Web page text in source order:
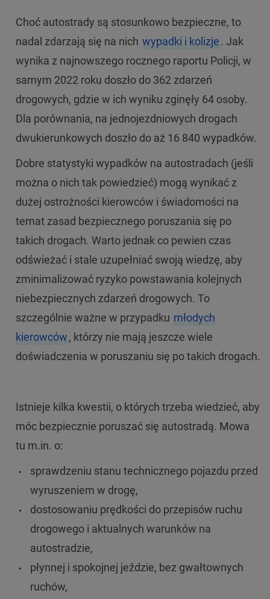
Choć autostrady są stosunkowo bezpieczne, to
nadal zdarzają się na nich wypadki i kolizje. Jak
wynika z najnowszego rocznego raportu Policji, w
samym 2022 roku doszło do 362 zdarzeń
drogowych, gdzie w ich wyniku zginęły 64 osoby.
Dla porównania, na jednojezdniowych drogach
dwukierunkowych doszło do aż 16 840 wypadków.
Dobre statystyki wypadków na autostradach (jeśli
można o nich tak powiedzieć) mogą wynikać z
dużej ostrożności kierowców i świadomości na
temat zasad bezpiecznego poruszania się po
takich drogach. Warto jednak co pewien czas
odświeżać i stale uzupełniać swoją wiedzę, aby
zminimalizować ryzyko powstawania kolejnych
niebezpiecznych zdarzeń drogowych. To
szczególnie ważne w przypadku młodych
kierowców, którzy nie mają jeszcze wiele
doświadczenia w poruszaniu się po takich drogach.
Istnieje kilka kwestii, o których trzeba wiedzieć, aby
móc bezpiecznie poruszać się autostradą. Mowa
tu m.in. o:
sprawdzeniu stanu technicznego pojazdu przed
wyruszeniem w drogę,
dostosowaniu prędkości do przepisów ruchu
drogowego i aktualnych warunków na
autostradzie,
płynnej i spokojnej jeździe, bez gwałtownych
ruchów,